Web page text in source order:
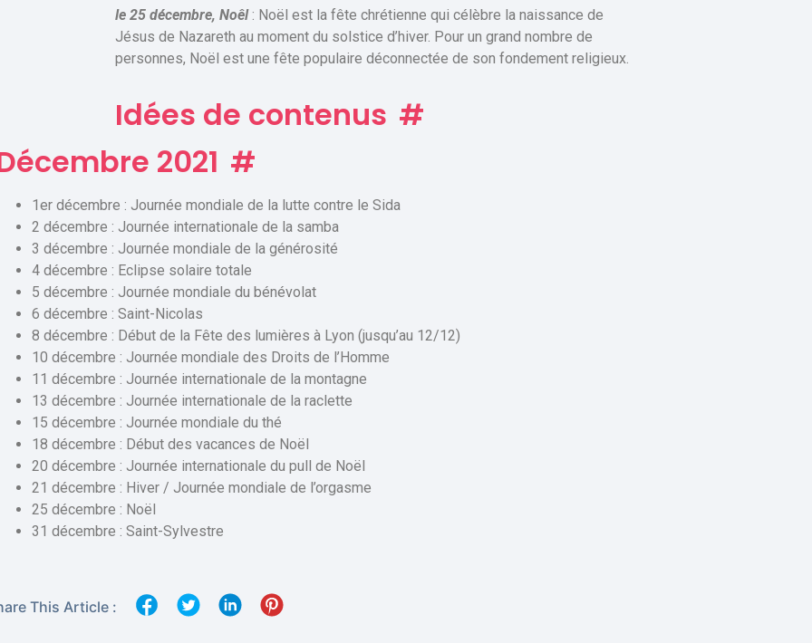
le 25 décembre, Noêl : Noël est la fête chrétienne qui célèbre la naissance de
Jésus de Nazareth au moment du solstice d’hiver. Pour un grand nombre de
personnes, Noël est une fête populaire déconnectée de son fondement religieux.
Idées de contenus #
2021 #
1er décembre : Journée mondiale de la lutte contre le Sida
2 décembre : Journée internationale de la samba
3 décembre : Journée mondiale de la générosité
4 décembre : Eclipse solaire totale
5 décembre : Journée mondiale du bénévolat
6 décembre : Saint-Nicolas
8 décembre : Début de la Fête des lumières à Lyon (jusqu’au 12/12)
10 décembre : Journée mondiale des Droits de l’Homme
11 décembre : Journée internationale de la montagne
13 décembre : Journée internationale de la raclette
15 décembre : Journée mondiale du thé
18 décembre : Début des vacances de Noël
20 décembre : Journée internationale du pull de Noël
21 décembre : Hiver / Journée mondiale de l’orgasme
25 décembre : Noël
31 décembre : Saint-Sylvestre
This Article :